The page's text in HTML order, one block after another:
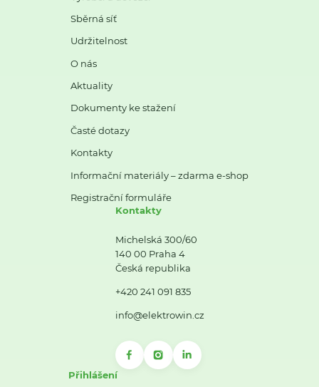
Sběrná síť
Udržitelnost
O nás
Aktuality
Dokumenty ke stažení
Časté dotazy
Kontakty
Informační materiály – zdarma e-shop
Registrační formuláře
Kontakty
Michelská 300/60
140 00 Praha 4
Česká republika
+420 241 091 835
info@elektrowin.cz
Přihlášení